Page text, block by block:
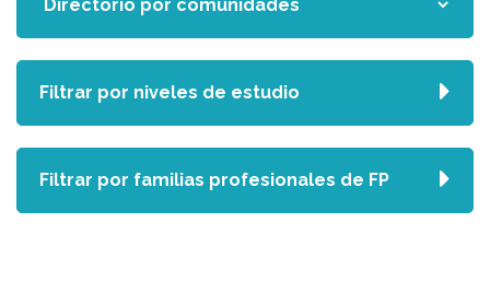
Filtrar por niveles de estudio
Filtrar por familias profesionales de FP